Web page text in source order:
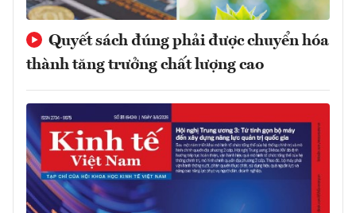
Quyết sách đúng phải được chuyển hóa
thành tăng trưởng chất lượng cao